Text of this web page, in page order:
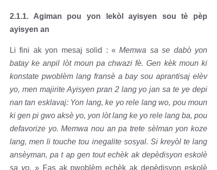
2.1.1. Agiman pou yon lekòl ayisyen sou tè pèp
ayisyen an
Li fini ak yon mesaj solid : «Memwa sa se dabò yon
batay ke anpil lòt moun pa chwazi fè. Gen kèk moun ki
konstate pwoblèm lang fransè a bay sou aprantisaj elèv
yo, men majirite Ayisyen pran 2 lang yo jan sa te ye depi
nan tan esklavaj: Yon lang, ke yo rele lang wo, pou moun
ki gen pi gwo aksè yo, yon lòt lang ke yo rele lang ba, pou
defavorize yo. Memwa nou an pa trete sèlman yon koze
lang, men li touche tou inegalite sosyal. Si kreyòl te lang
ansèyman, pa t ap gen tout echèk ak depèdisyon eskolè
sa yo. » Fas ak pwoblèm echèk ak depèdisyon eskolè